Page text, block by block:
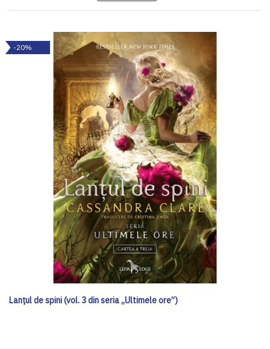
-20%
Lanțul de spini (vol. 3 din seria „Ultimele ore”)